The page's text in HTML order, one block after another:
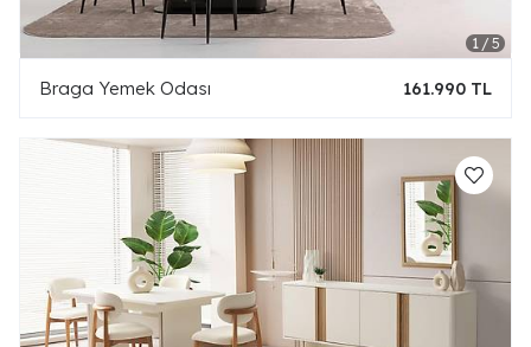
Braga Yemek Odası 161.990 TL